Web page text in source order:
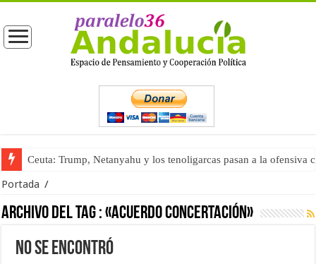
Ceuta: Trump, Netanyahu y los tenoligarcas pasan a la ofensiva
Portada /
Archivo del tag :«acuerdo concertación»
No se encontró